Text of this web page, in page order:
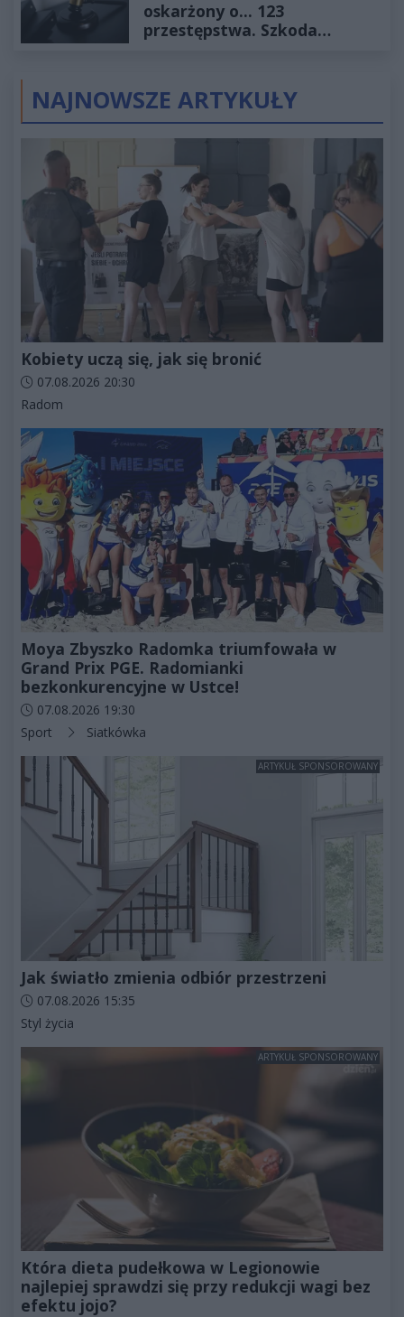
oskarżony o... 123
przestępstwa. Szkoda
NAJNOWSZE ARTYKUŁY
Kobiety uczą się, jak się bronić
Data dodania artykułu:
07.08.2026 20:30
Kategorie artykułu:
Radom
Moya Zbyszko Radomka triumfowała w
Grand Prix PGE. Radomianki
bezkonkurencyjne w Ustce!
Data dodania artykułu:
07.08.2026 19:30
Kategorie artykułu:
Sport Siatkówka
ARTYKUŁ SPONSOROWANY
Jak światło zmienia odbiór przestrzeni
Data dodania artykułu:
07.08.2026 15:35
Kategorie artykułu:
Styl życia
ARTYKUŁ SPONSOROWANY
Która dieta pudełkowa w Legionowie
najlepiej sprawdzi się przy redukcji wagi bez
efektu jojo?